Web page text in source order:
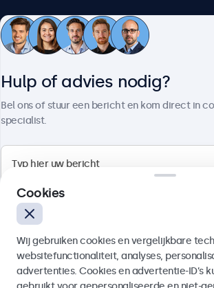
Klantenservice
4.8/5 door 5000+ bedrijven
Nederlands
Hulp of advies nodig?
Bel ons of stuur een bericht en kom direct in
specialist.
Cookies
Wij gebruiken cookies en vergelijkbare
websitefunctionaliteit, analyses,
advertenties. Cookies en advertentie-ID’s